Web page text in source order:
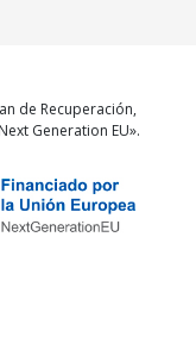
de Recuperación,
Generation EU».